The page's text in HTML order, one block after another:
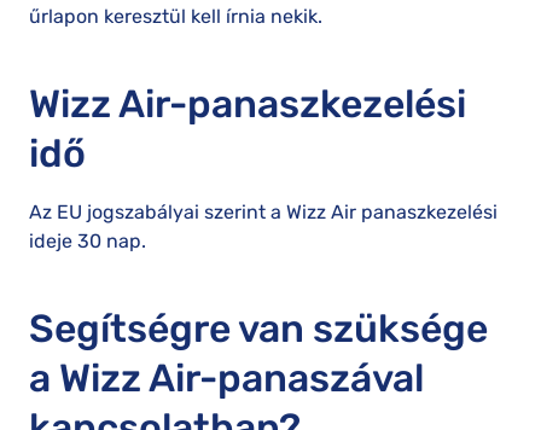
űrlapon keresztül kell írnia nekik.
Wizz Air-panaszkezelési
idő
Az EU jogszabályai szerint a Wizz Air panaszkezelési
ideje 30 nap.
Segítségre van szüksége
a Wizz Air-panaszával